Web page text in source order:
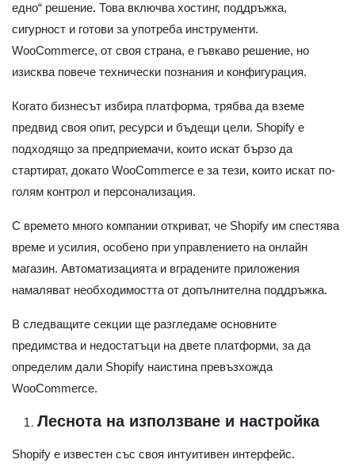
едно“ решение. Това включва хостинг, поддръжка,
сигурност и готови за употреба инструменти.
WooCommerce, от своя страна, е гъвкаво решение, но
изисква повече технически познания и конфигурация.
Когато бизнесът избира платформа, трябва да вземе
предвид своя опит, ресурси и бъдещи цели. Shopify е
подходящо за предприемачи, които искат бързо да
стартират, докато WooCommerce е за тези, които искат по-
голям контрол и персонализация.
С времето много компании откриват, че Shopify им спестява
време и усилия, особено при управлението на онлайн
магазин. Автоматизацията и вградените приложения
намаляват необходимостта от допълнителна поддръжка.
В следващите секции ще разгледаме основните
предимства и недостатъци на двете платформи, за да
определим дали Shopify наистина превъзхожда
WooCommerce.
Леснота на използване и настройка
Shopify е известен със своя интуитивен интерфейс.